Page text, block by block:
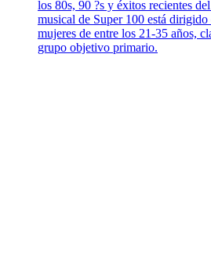
los 80s, 90 ?s y éxitos recientes
musical de Super 100 está
mujeres de entre los 21-35 años,
grupo objetivo primario.